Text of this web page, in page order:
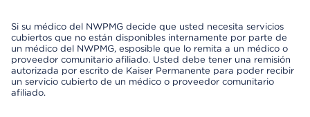
Si su médico del NWPMG decide que usted necesita servicios
cubiertos que no están disponibles internamente por parte de
un médico del NWPMG, esposible que lo remita a un médico o
proveedor comunitario afiliado. Usted debe tener una remisión
autorizada por escrito de Kaiser Permanente para poder recibir
un servicio cubierto de un médico o proveedor comunitario
afiliado.